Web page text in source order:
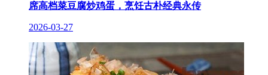
席高档菜豆腐炒鸡蛋，烹饪古朴经典永传
2026-03-27